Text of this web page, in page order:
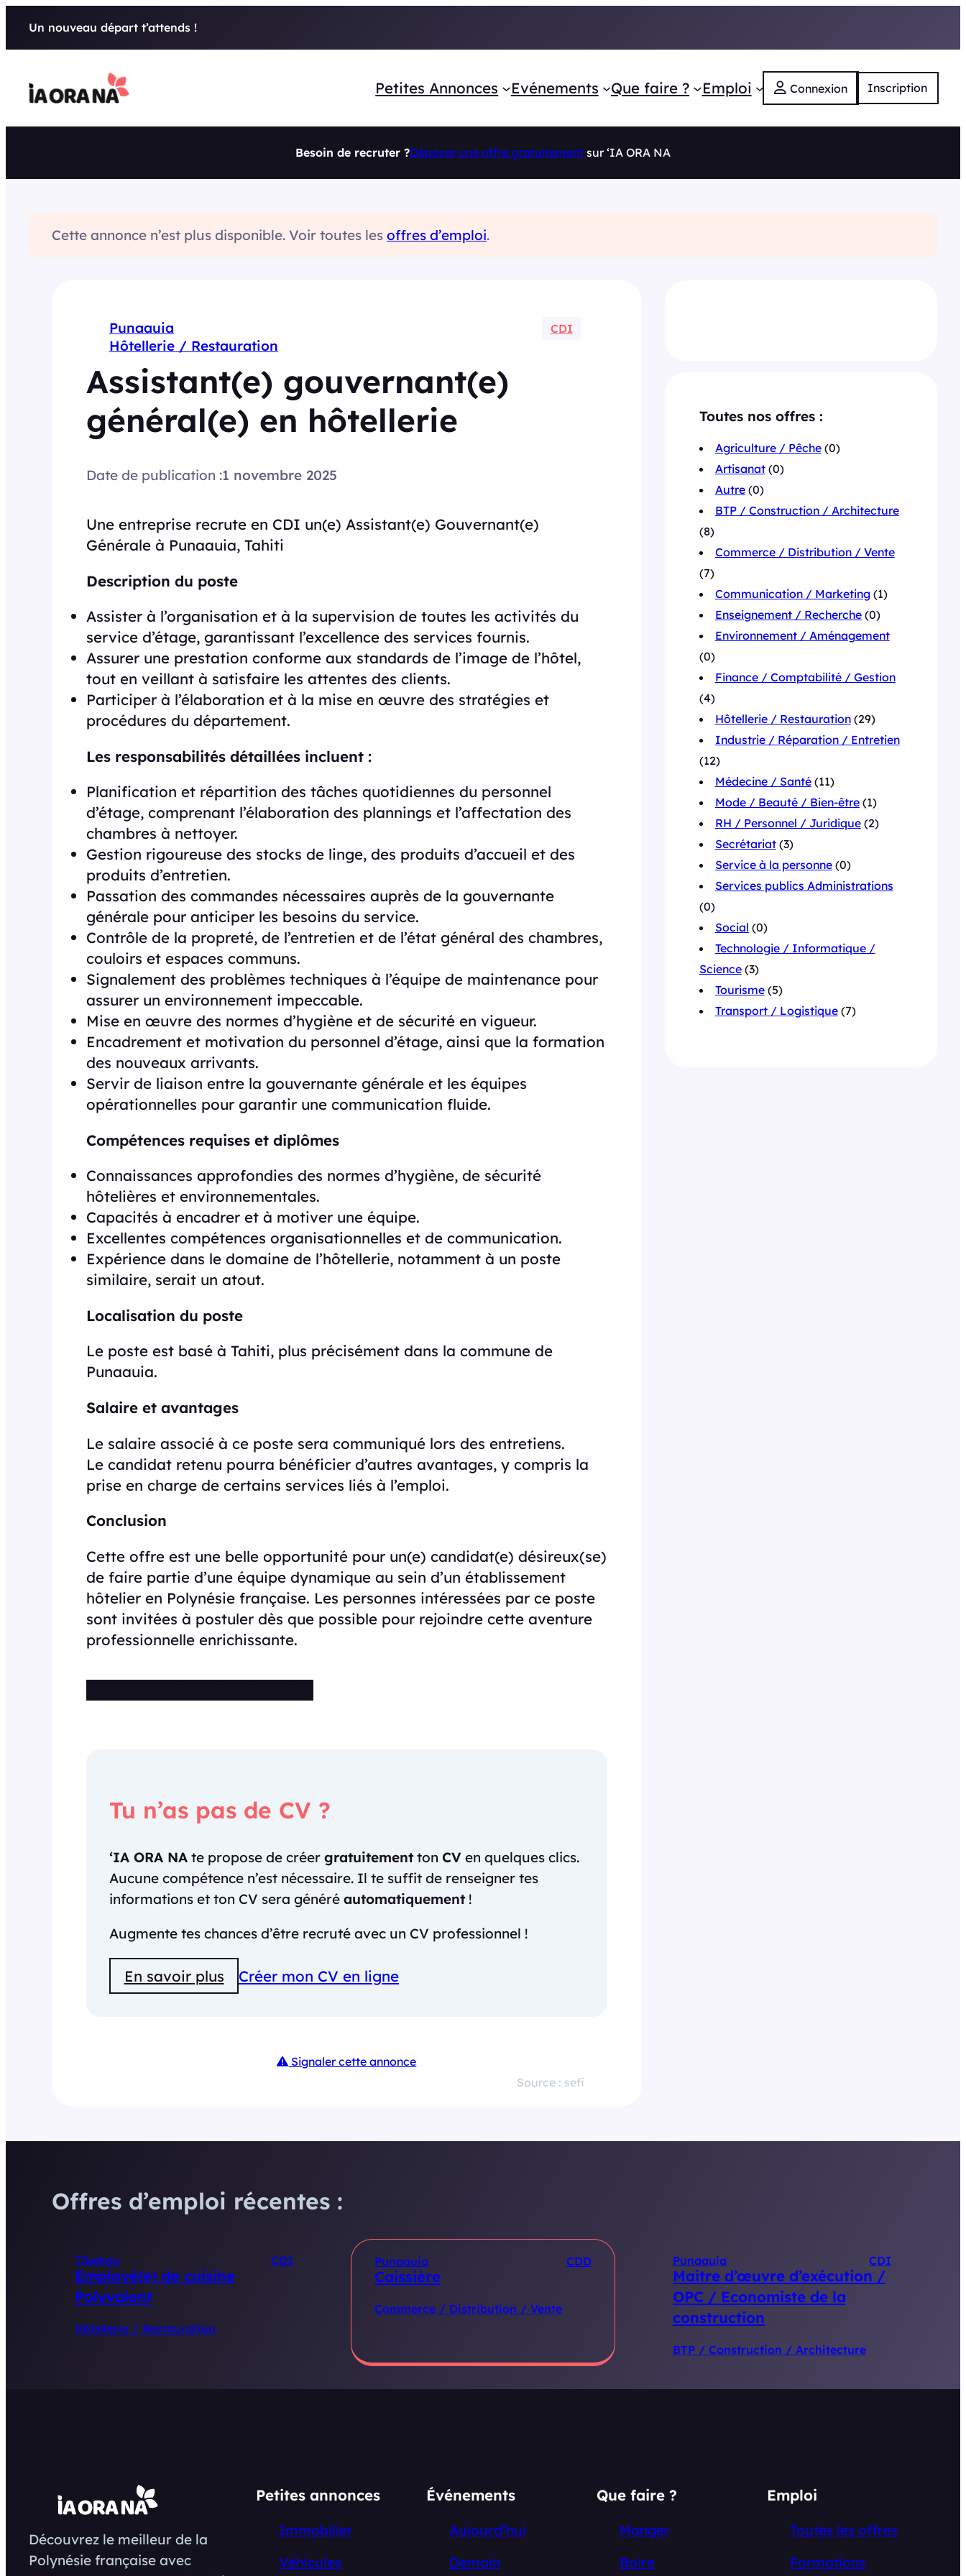
Un nouveau départ t’attends !
Petites Annonces Evénements Que faire ? Emploi Connexion Inscription
Besoin de recruter ?Déposer une offre gratuitement sur ‘IA ORA NA
Cette annonce n’est plus disponible. Voir toutes les offres d’emploi.
Punaauia CDI
Hôtellerie / Restauration
Assistant(e) gouvernant(e)
général(e) en hôtellerie
Date de publication :1 novembre 2025
Une entreprise recrute en CDI un(e) Assistant(e) Gouvernant(e)
Générale à Punaauia, Tahiti
Description du poste
Assister à l’organisation et à la supervision de toutes les activités du
service d’étage, garantissant l’excellence des services fournis.
Assurer une prestation conforme aux standards de l’image de l’hôtel,
tout en veillant à satisfaire les attentes des clients.
Participer à l’élaboration et à la mise en œuvre des stratégies et
procédures du département.
Les responsabilités détaillées incluent :
Planification et répartition des tâches quotidiennes du personnel
d’étage, comprenant l’élaboration des plannings et l’affectation des
chambres à nettoyer.
Gestion rigoureuse des stocks de linge, des produits d’accueil et des
produits d’entretien.
Passation des commandes nécessaires auprès de la gouvernante
générale pour anticiper les besoins du service.
Contrôle de la propreté, de l’entretien et de l’état général des chambres,
couloirs et espaces communs.
Signalement des problèmes techniques à l’équipe de maintenance pour
assurer un environnement impeccable.
Mise en œuvre des normes d’hygiène et de sécurité en vigueur.
Encadrement et motivation du personnel d’étage, ainsi que la formation
des nouveaux arrivants.
Servir de liaison entre la gouvernante générale et les équipes
opérationnelles pour garantir une communication fluide.
Compétences requises et diplômes
Connaissances approfondies des normes d’hygiène, de sécurité
hôtelières et environnementales.
Capacités à encadrer et à motiver une équipe.
Excellentes compétences organisationnelles et de communication.
Expérience dans le domaine de l’hôtellerie, notamment à un poste
similaire, serait un atout.
Localisation du poste
Le poste est basé à Tahiti, plus précisément dans la commune de
Punaauia.
Salaire et avantages
Le salaire associé à ce poste sera communiqué lors des entretiens.
Le candidat retenu pourra bénéficier d’autres avantages, y compris la
prise en charge de certains services liés à l’emploi.
Conclusion
Cette offre est une belle opportunité pour un(e) candidat(e) désireux(se)
de faire partie d’une équipe dynamique au sein d’un établissement
hôtelier en Polynésie française. Les personnes intéressées par ce poste
sont invitées à postuler dès que possible pour rejoindre cette aventure
professionnelle enrichissante.
Tu n’as pas de CV ?
‘IA ORA NA te propose de créer gratuitement ton CV en quelques clics.
Aucune compétence n’est nécessaire. Il te suffit de renseigner tes
informations et ton CV sera généré automatiquement !
Augmente tes chances d’être recruté avec un CV professionnel !
En savoir plus Créer mon CV en ligne
Signaler cette annonce
Source : sefi
Toutes nos offres :
Agriculture / Pêche(0)
Artisanat(0)
Autre(0)
BTP / Construction / Architecture
(8)
Commerce / Distribution / Vente
(7)
Communication / Marketing(1)
Enseignement / Recherche(0)
Environnement / Aménagement
(0)
Finance / Comptabilité / Gestion
(4)
Hôtellerie / Restauration(29)
Industrie / Réparation / Entretien
(12)
Médecine / Santé(11)
Mode / Beauté / Bien-être(1)
RH / Personnel / Juridique(2)
Secrétariat(3)
Service à la personne(0)
Services publics Administrations
(0)
Social (0)
Technologie / Informatique /
Science(3)
Tourisme(5)
Transport / Logistique(7)
Offres d’emploi récentes :
Tikehau CDI
Employé(e) de cuisine
Polyvalent
Hôtellerie / Restauration
Punaauia CDD
Caissière
Commerce / Distribution / Vente
Punaauia CDI
Maitre d’œuvre d’exécution /
OPC / Economiste de la
construction
BTP / Construction / Architecture
Découvrez le meilleur de la
Polynésie française avec
Petites annonces
Immobilier
Véhicules
Événements
Aujourd’hui
Demain
Que faire ?
Manger
Boire
Emploi
Toutes les offres
Formations